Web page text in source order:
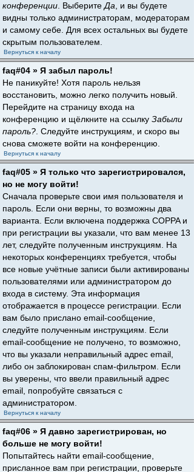
конференции . Выберите Да , и вы будете
видны только администраторам, модераторам
и самому себе. Для всех остальных вы будете
скрытым пользователем.
Вернуться к началу
faq#04 » Я забыл пароль!
Не паникуйте! Хотя пароль нельзя
восстановить, можно легко получить новый.
Перейдите на страницу входа на
конференцию и щёлкните на ссылку Забыли
пароль? . Следуйте инструкциям, и скоро вы
снова сможете войти на конференцию.
Вернуться к началу
faq#05 » Я только что зарегистрировался,
но не могу войти!
Сначала проверьте свои имя пользователя и
пароль. Если они верны, то возможны два
варианта. Если включена поддержка COPPA и
при регистрации вы указали, что вам менее 13
лет, следуйте полученным инструкциям. На
некоторых конференциях требуется, чтобы
все новые учётные записи были активированы
пользователями или администратором до
входа в систему. Эта информация
отображается в процессе регистрации. Если
вам было прислано email-сообщение,
следуйте полученным инструкциям. Если
email-сообщение не получено, то возможно,
что вы указали неправильный адрес email,
либо он заблокирован спам-фильтром. Если
вы уверены, что ввели правильный адрес
email, попробуйте связаться с
администратором.
Вернуться к началу
faq#06 » Я давно зарегистрирован, но
больше не могу войти!
Попытайтесь найти email-сообщение,
присланное вам при регистрации, проверьте